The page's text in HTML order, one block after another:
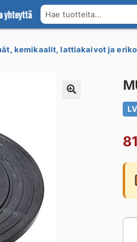
yhteyttä Hae tuotteita...
kemikaalit, lattiakaivot ja